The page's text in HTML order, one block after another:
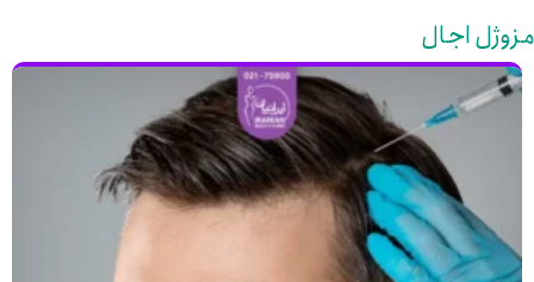
مزوژل اجال​